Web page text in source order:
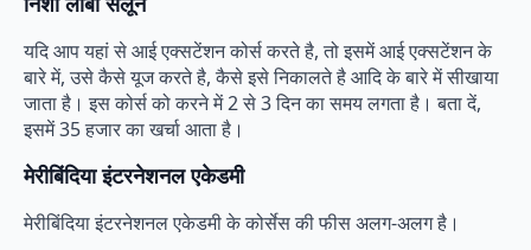
यदि आप यहां से आई एक्सटेंशन कोर्स करते है, तो इसमें आई एक्सटेंशन के
बारे में, उसे कैसे यूज करते है, कैसे इसे निकालते है आदि के बारे में सीखाया
जाता है। इस कोर्स को करने में 2 से 3 दिन का समय लगता है। बता दें,
इसमें 35 हजार का खर्चा आता है।
मेरीबिंदिया इंटरनेशनल एकेडमी
मेरीबिंदिया इंटरनेशनल एकेडमी के कोर्सेस की फीस अलग-अलग है।